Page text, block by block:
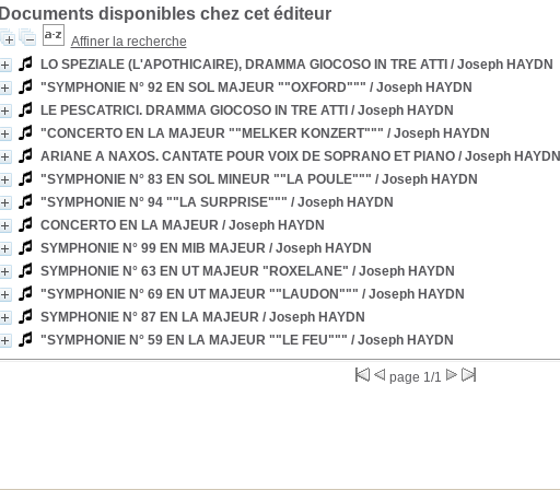
Documents disponibles chez cet éditeur
Affiner la recherche
LO SPEZIALE (L'APOTHICAIRE), DRAMMA GIOCOSO IN TRE ATTI / Joseph HAYDN
"SYMPHONIE N° 92 EN SOL MAJEUR ""OXFORD""" / Joseph HAYDN
LE PESCATRICI. DRAMMA GIOCOSO IN TRE ATTI / Joseph HAYDN
"CONCERTO EN LA MAJEUR ""MELKER KONZERT""" / Joseph HAYDN
ARIANE A NAXOS. CANTATE POUR VOIX DE SOPRANO ET PIANO/ Joseph HAYDN
"SYMPHONIE N° 83 EN SOL MINEUR ""LA POULE""" / Joseph HAYDN
"SYMPHONIE N° 94 ""LA SURPRISE""" / Joseph HAYDN
CONCERTO EN LA MAJEUR / Joseph HAYDN
SYMPHONIE N° 99 EN MIB MAJEUR / Joseph HAYDN
SYMPHONIE N° 63 EN UT MAJEUR "ROXELANE" / Joseph HAYDN
"SYMPHONIE N° 69 EN UT MAJEUR ""LAUDON""" / Joseph HAYDN
SYMPHONIE N° 87 EN LA MAJEUR / Joseph HAYDN
"SYMPHONIE N° 59 EN LA MAJEUR ""LE FEU""" / Joseph HAYDN
page 1/1